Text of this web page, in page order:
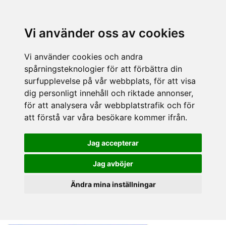
Vi använder oss av cookies
Vi använder cookies och andra
spårningsteknologier för att förbättra din
surfupplevelse på vår webbplats, för att visa
dig personligt innehåll och riktade annonser,
för att analysera vår webbplatstrafik och för
att förstå var våra besökare kommer ifrån.
Jag accepterar
Jag avböjer
Ändra mina inställningar